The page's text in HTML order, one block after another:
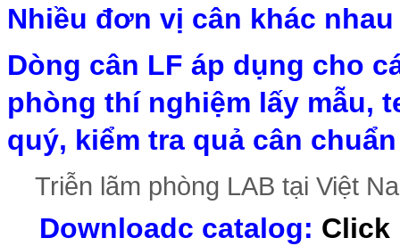
Nhiều đơn vị cân khác
Dòng cân LF áp dụng cho
phòng thí nghiệm lấy mẫu,
quý, kiểm tra quả cân
Triễn lãm phòng LAB tại Việt
Downloadc catalog: Click